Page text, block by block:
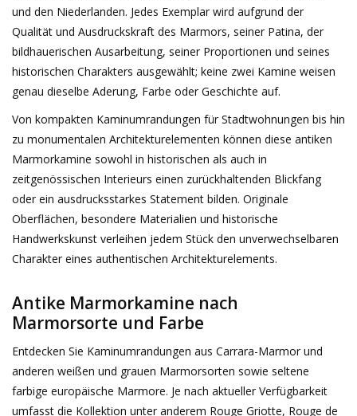
Dekorative Outdoor-
Elemente
Böden -Stein-, Terrakotta-
und Marmor
Outlet
Zufriedene Kunden
Antiker Marmor
Geschenkkarte kaufen
und den Niederlanden. Jedes Exemplar wird aufgrund der
Qualität und Ausdruckskraft des Marmors, seiner Patina, der
bildhauerischen Ausarbeitung, seiner Proportionen und seines
historischen Charakters ausgewählt; keine zwei Kamine weisen
genau dieselbe Aderung, Farbe oder Geschichte auf.
Von kompakten Kaminumrandungen für Stadtwohnungen bis hin
zu monumentalen Architekturelementen können diese antiken
Marmorkamine sowohl in historischen als auch in
zeitgenössischen Interieurs einen zurückhaltenden Blickfang
oder ein ausdrucksstarkes Statement bilden. Originale
Oberflächen, besondere Materialien und historische
Handwerkskunst verleihen jedem Stück den unverwechselbaren
Charakter eines authentischen Architekturelements.
Antike Marmorkamine nach
Marmorsorte und Farbe
Entdecken Sie Kaminumrandungen aus Carrara-Marmor und
anderen weißen und grauen Marmorsorten sowie seltene
farbige europäische Marmore. Je nach aktueller Verfügbarkeit
umfasst die Kollektion unter anderem Rouge Griotte, Rouge de